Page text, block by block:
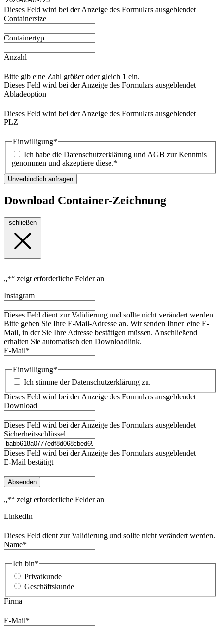
Dieses Feld wird bei der Anzeige des Formulars ausgeblendet
Containersize
Containertyp
Anzahl
Bitte gib eine Zahl größer oder gleich 1 ein.
Dieses Feld wird bei der Anzeige des Formulars ausgeblendet
Abladeoption
Dieses Feld wird bei der Anzeige des Formulars ausgeblendet
PLZ
Einwilligung*
Ich habe die Datenschutzerklärung und AGB zur Kenntnis
genommen und akzeptiere diese.*
Unverbindlich anfragen
Download Container-Zeichnung
„*“ zeigt erforderliche Felder an
Instagram
Dieses Feld dient zur Validierung und sollte nicht verändert werden.
Bitte geben Sie Ihre E-Mail-Adresse an. Wir senden Ihnen eine E-
Mail, in der Sie Ihre Adresse bestätigen müssen. Anschließend
erhalten Sie automatisch den Downloadlink.
E-Mail*
Einwilligung*
Ich stimme der Datenschutzerklärung zu.
Dieses Feld wird bei der Anzeige des Formulars ausgeblendet
Download
Dieses Feld wird bei der Anzeige des Formulars ausgeblendet
Sicherheitsschlüssel
Dieses Feld wird bei der Anzeige des Formulars ausgeblendet
E-Mail bestätigt
Absenden
„*“ zeigt erforderliche Felder an
LinkedIn
Dieses Feld dient zur Validierung und sollte nicht verändert werden.
Name*
Ich bin*
Privatkunde
Geschäftskunde
Firma
E-Mail*